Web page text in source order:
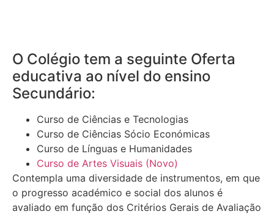
O Colégio tem a seguinte Oferta
educativa ao nível do ensino
Secundário:
Curso de Ciências e Tecnologias
Curso de Ciências Sócio Económicas
Curso de Línguas e Humanidades
Curso de Artes Visuais (Novo)
Contempla uma diversidade de instrumentos, em que
o progresso académico e social dos alunos é
avaliado em função dos Critérios Gerais de Avaliação